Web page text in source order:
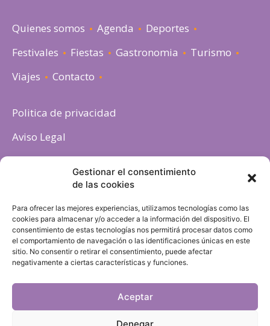
Gestionar el consentimiento
de las cookies
Para ofrecer las mejores experiencias, utilizamos tecnologías como las
cookies para almacenar y/o acceder a la información del dispositivo. El
consentimiento de estas tecnologías nos permitirá procesar datos como
el comportamiento de navegación o las identificaciones únicas en este
sitio. No consentir o retirar el consentimiento, puede afectar
negativamente a ciertas características y funciones.
Aceptar
Denegar
Quienes somos Agenda
Deportes
Festivales
Fiestas Gastronomia
Turismo
Viajes
Contacto
Politica de privacidad
Aviso Legal
Política de cookies